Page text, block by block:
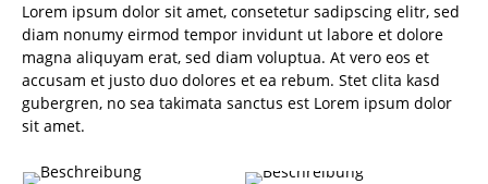
Lorem ipsum dolor sit amet, consetetur sadipscing elitr, sed
diam nonumy eirmod tempor invidunt ut labore et dolore
magna aliquyam erat, sed diam voluptua. At vero eos et
accusam et justo duo dolores et ea rebum. Stet clita kasd
gubergren, no sea takimata sanctus est Lorem ipsum dolor
sit amet.